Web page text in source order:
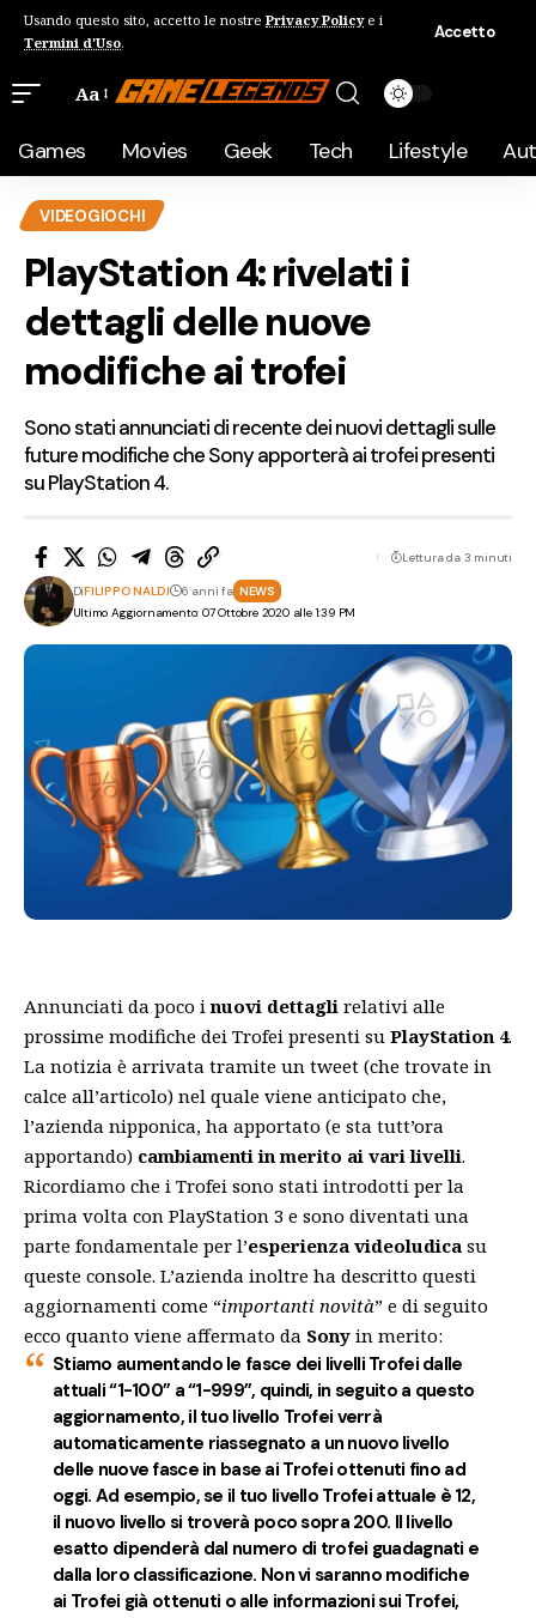
Usando questo sito, accetto le nostre Privacy Policye i
Termini d'Uso.
Accetto
Aa
Games Movies Geek Tech Lifestyle
VIDEOGIOCHI
PlayStation 4: rivelati i
dettagli delle nuove
modifiche ai trofei
Sono stati annunciati di recente dei nuovi dettagli sulle
future modifiche che Sony apporterà ai trofei presenti
su PlayStation 4.
Ultimo Aggiornamento: 07 Ottobre 2020 alle 1:39 PM
DiFILIPPO NALDI 6 anni fa NEWS
Lettura da 3 minuti
Annunciati da poco inuovi dettagli relativi alle
prossime modifiche dei Trofei presenti su PlayStation 4.
La notizia è arrivata tramite un tweet (che trovate in
calce all’articolo) nel quale viene anticipato che,
l’azienda nipponica, ha apportato (e sta tutt’ora
apportando) cambiamenti in merito ai vari livelli.
Ricordiamo che i Trofei sono stati introdotti per la
prima volta con PlayStation 3 e sono diventati una
parte fondamentale per l’esperienza videoludica su
queste console. L’azienda inoltre ha descritto questi
aggiornamenti come “importanti novità” e di seguito
ecco quanto viene affermato da Sony in merito:
Stiamo aumentando le fasce dei livelli Trofei dalle
attuali “1-100” a “1-999”, quindi, in seguito a questo
aggiornamento, il tuo livello Trofei verrà
automaticamente riassegnato a un nuovo livello
delle nuove fasce in base ai Trofei ottenuti fino ad
oggi. Ad esempio, se il tuo livello Trofei attuale è 12,
il nuovo livello si troverà poco sopra 200. Il livello
esatto dipenderà dal numero di trofei guadagnati e
dalla loro classificazione. Non vi saranno modifiche
ai Trofei già ottenuti o alle informazioni sui Trofei,